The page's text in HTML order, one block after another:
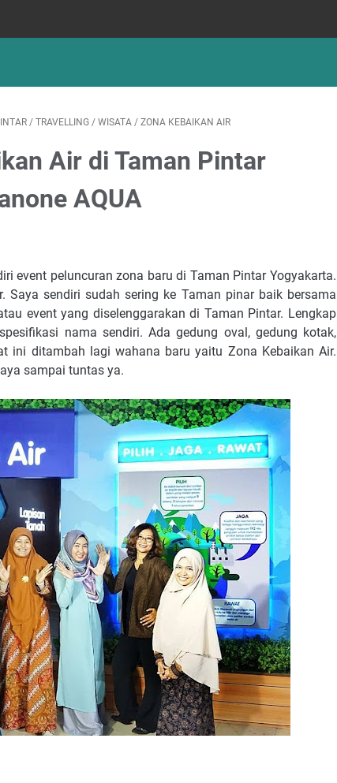
/ TRAVELLING / WISATA / ZONA KEBAIKAN AIR
Air di Taman Pintar
AQUA
event peluncuran zona baru di Taman Pintar Yogyakarta.
Saya sendiri sudah sering ke Taman pinar baik bersama
event yang diselenggarakan di Taman Pintar. Lengkap
nama sendiri. Ada gedung oval, gedung kotak,
ini ditambah lagi wahana baru yaitu Zona Kebaikan Air.
sampai tuntas ya.